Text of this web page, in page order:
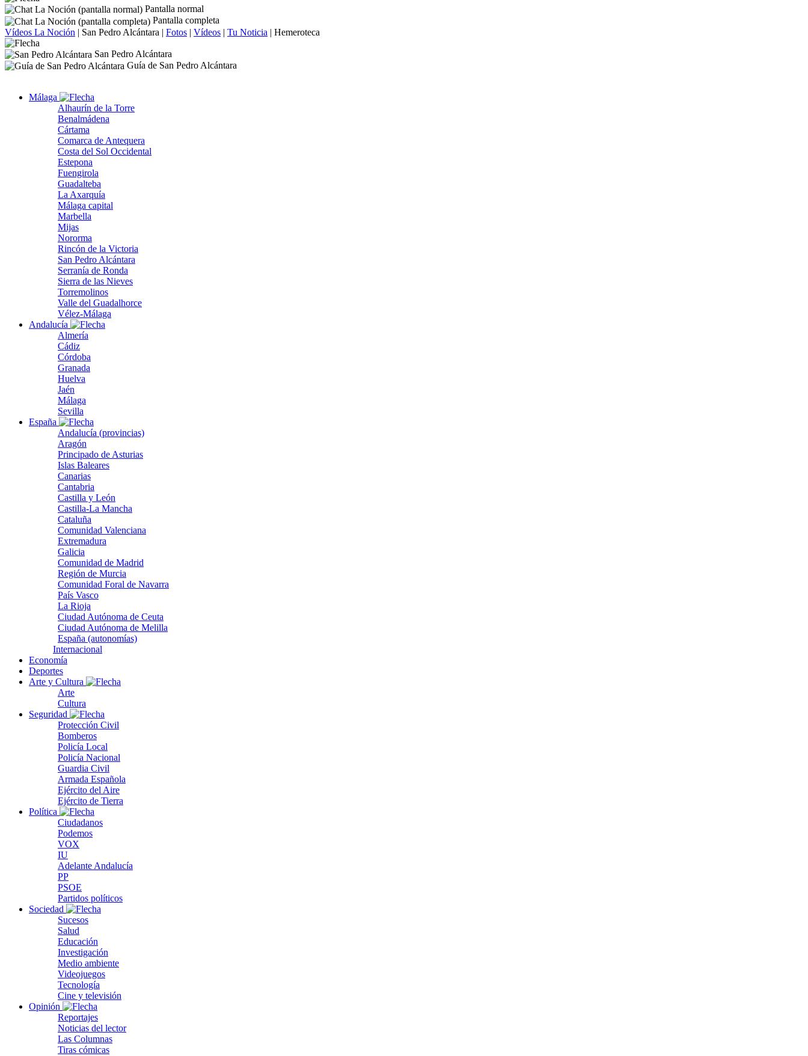
Pantalla normal
Pantalla completa
Vídeos La Noción | San Pedro Alcántara | Fotos | Vídeos | Tu Noticia | Hemeroteca
San Pedro Alcántara
Guía de San Pedro Alcántara
Málaga
Alhaurín de la Torre
Benalmádena
Cártama
Comarca de Antequera
Costa del Sol Occidental
Estepona
Fuengirola
Guadalteba
La Axarquía
Málaga capital
Marbella
Mijas
Nororma
Rincón de la Victoria
San Pedro Alcántara
Serranía de Ronda
Sierra de las Nieves
Torremolinos
Valle del Guadalhorce
Vélez-Málaga
Andalucía
Almería
Cádiz
Córdoba
Granada
Huelva
Jaén
Málaga
Sevilla
España
Andalucía (provincias)
Aragón
Principado de Asturias
Islas Baleares
Canarias
Cantabria
Castilla y León
Castilla-La Mancha
Cataluña
Comunidad Valenciana
Extremadura
Galicia
Comunidad de Madrid
Región de Murcia
Comunidad Foral de Navarra
País Vasco
La Rioja
Ciudad Autónoma de Ceuta
Ciudad Autónoma de Melilla
España (autonomías)
Internacional
Economía
Deportes
Arte y Cultura
Arte
Cultura
Seguridad
Protección Civil
Bomberos
Policía Local
Policía Nacional
Guardia Civil
Armada Española
Ejército del Aire
Ejército de Tierra
Política
Ciudadanos
Podemos
VOX
IU
Adelante Andalucía
PP
PSOE
Partidos políticos
Sociedad
Sucesos
Salud
Educación
Investigación
Medio ambiente
Videojuegos
Tecnología
Cine y televisión
Opinión
Reportajes
Noticias del lector
Las Columnas
Tiras cómicas